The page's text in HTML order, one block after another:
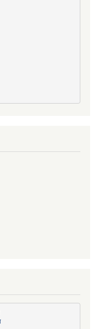
सा.सु.भत्ता प्राप्त गर्ने लाभग्राहिको विवरण